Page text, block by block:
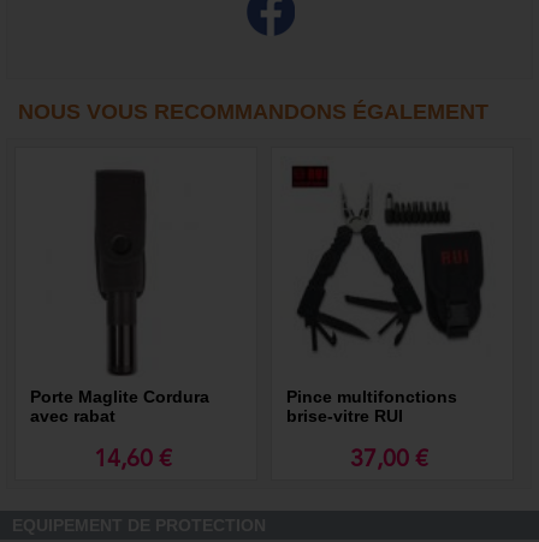
NOUS VOUS RECOMMANDONS ÉGALEMENT
Porte Maglite Cordura
avec rabat
14,60 €
Pince multifonctions
brise-vitre RUI
37,00 €